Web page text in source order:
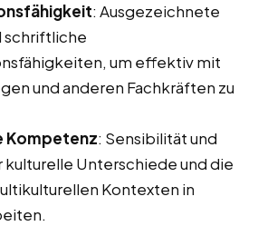
: Ausgezeichnete
schriftliche
um effektiv mit
und anderen Fachkräften zu
Kompetenz: Sensibilität und
kulturelle Unterschiede und die
Kontexten in